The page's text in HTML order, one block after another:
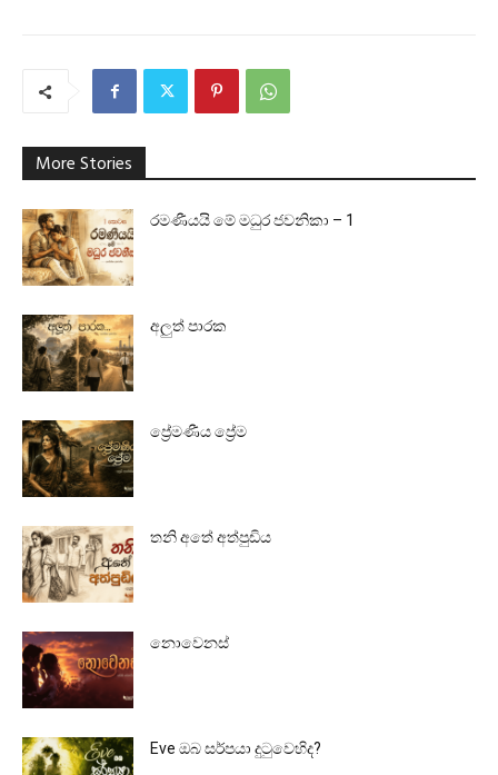
More Stories
රමණීයයි මේ මධුර ජවනිකා – 1
අලුත් පාරක
ප්‍රේමණීය ප්‍රේම
තනි අතේ අත්පුඩිය
නොවෙනස්
Eve ඔබ සර්පයා දුටුවෙහිද?